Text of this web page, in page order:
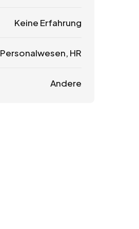
Keine Erfahrung
Personalwesen, HR
Andere